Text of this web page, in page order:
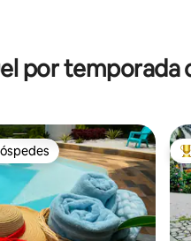
por temporada